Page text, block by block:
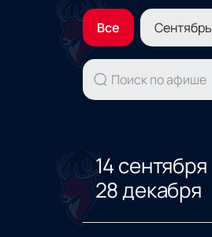
Все Сентябрь
14 сентября
28 декабря